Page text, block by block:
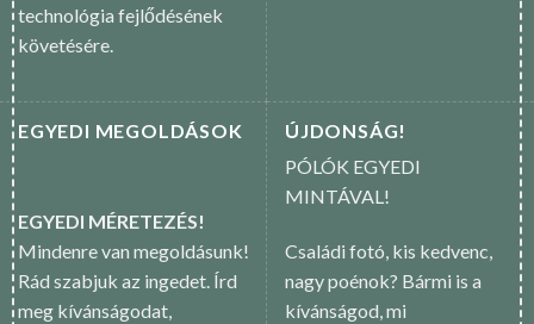
technológia fejlődésének
követésére.
EGYEDI MEGOLDÁSOK
EGYEDI MÉRETEZÉS!
Mindenre van megoldásunk!
Rád szabjuk az ingedet. Írd
meg kívánságodat,
ÚJDONSÁG!
PÓLÓK EGYEDI
MINTÁVAL!
Családi fotó, kis kedvenc,
nagy poénok? Bármi is a
kívánságod, mi